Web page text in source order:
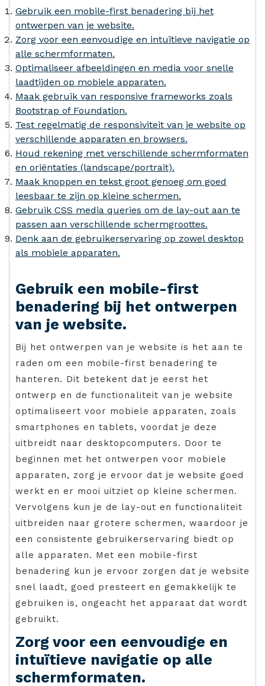
Gebruik een mobile-first benadering bij het
ontwerpen van je website.
Zorg voor een eenvoudige en intuïtieve navigatie op
alle schermformaten.
Optimaliseer afbeeldingen en media voor snelle
laadtijden op mobiele apparaten.
Maak gebruik van responsive frameworks zoals
Bootstrap of Foundation.
Test regelmatig de responsiviteit van je website op
verschillende apparaten en browsers.
Houd rekening met verschillende schermformaten
en oriëntaties (landscape/portrait).
Maak knoppen en tekst groot genoeg om goed
leesbaar te zijn op kleine schermen.
Gebruik CSS media queries om de lay-out aan te
passen aan verschillende schermgroottes.
Denk aan de gebruikerservaring op zowel desktop
als mobiele apparaten.
Gebruik een mobile-first
benadering bij het ontwerpen
van je website.
Bij het ontwerpen van je website is het aan te
raden om een mobile-first benadering te
hanteren. Dit betekent dat je eerst het
ontwerp en de functionaliteit van je website
optimaliseert voor mobiele apparaten, zoals
smartphones en tablets, voordat je deze
uitbreidt naar desktopcomputers. Door te
beginnen met het ontwerpen voor mobiele
apparaten, zorg je ervoor dat je website goed
werkt en er mooi uitziet op kleine schermen.
Vervolgens kun je de lay-out en functionaliteit
uitbreiden naar grotere schermen, waardoor je
een consistente gebruikerservaring biedt op
alle apparaten. Met een mobile-first
benadering kun je ervoor zorgen dat je website
snel laadt, goed presteert en gemakkelijk te
gebruiken is, ongeacht het apparaat dat wordt
gebruikt.
Zorg voor een eenvoudige en
intuïtieve navigatie op alle
schermformaten.